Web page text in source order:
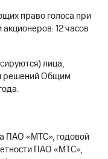
право голоса при
12 часов
лица,
решений Общим
ПАО «МТС», годовой
ПАО «МТС»,